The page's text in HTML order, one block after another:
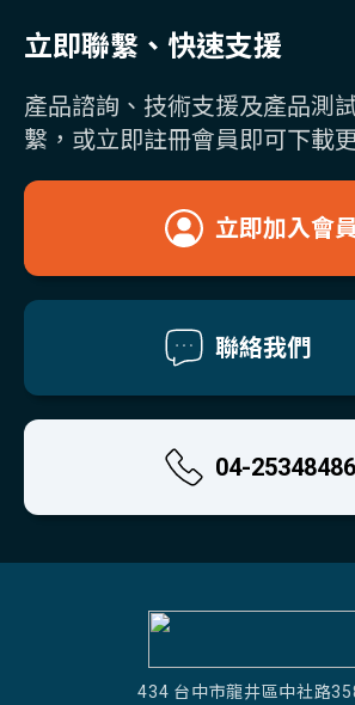
立即聯繫、快速支援
產品諮詢、技術支援及產品測
繫，或立即註冊會員即可下載
立即加入會
聯絡我們
04-25348486
434 台中市龍井區中社路